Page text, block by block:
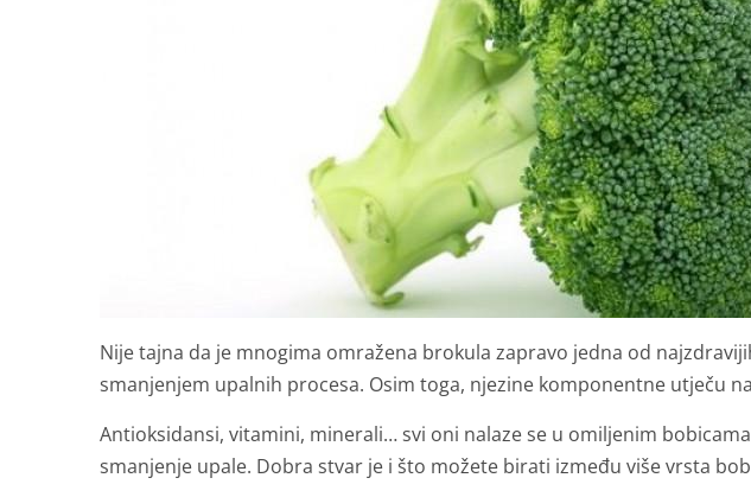
Nije tajna da je mnogima omražena brokula zapravo jedna od
smanjenjem upalnih procesa. Osim toga, njezine komponentne utječu
Antioksidansi, vitamini, minerali… svi oni nalaze se u omiljenim
smanjenje upale. Dobra stvar je i što možete birati između više vrsta